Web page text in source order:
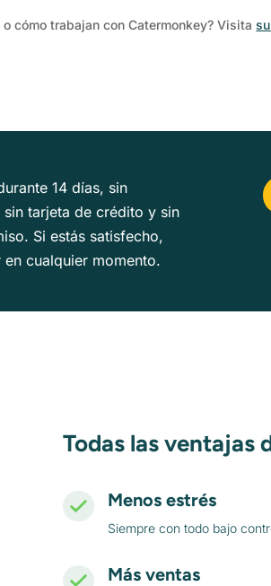
cómo trabajan con Catermonkey? Visita
14 días, sin
tarjeta de crédito y sin
Si estás satisfecho,
en cualquier momento.
Todas las ventajas
Menos estrés
Siempre con todo bajo
Más ventas